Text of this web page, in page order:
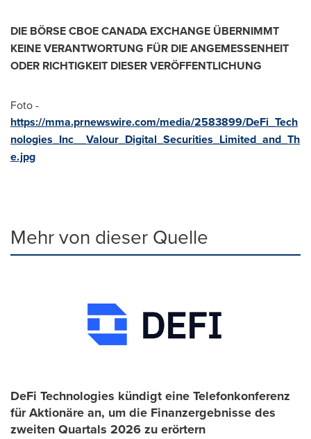
DIE BÖRSE CBOECANADA EXCHANGE ÜBERNIMMT
KEINE VERANTWORTUNG FÜR DIE ANGEMESSENHEIT
ODER RICHTIGKEIT DIESER VERÖFFENTLICHUNG
Foto -
https://mma.prnewswire.com/media/2583899/DeFi_Tech
nologies_Inc__Valour_Digital_Securities_Limited_and_Th
e.jpg
Mehr von dieser Quelle
DeFi Technologies kündigt eine Telefonkonferenz
für Aktionäre an, um die Finanzergebnisse des
zweiten Quartals 2026 zu erörtern